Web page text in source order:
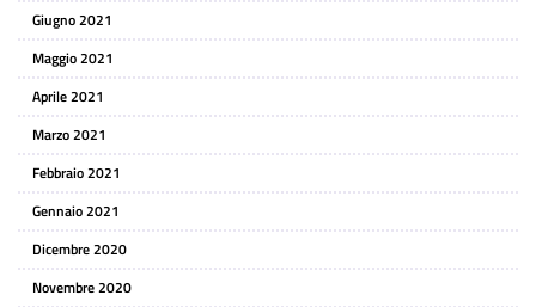
Giugno 2021
Maggio 2021
Aprile 2021
Marzo 2021
Febbraio 2021
Gennaio 2021
Dicembre 2020
Novembre 2020